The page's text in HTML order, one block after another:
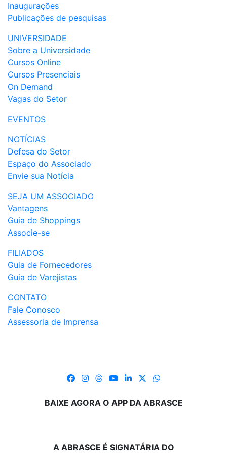
Inaugurações
Publicações de pesquisas
UNIVERSIDADE
Sobre a Universidade
Cursos Online
Cursos Presenciais
On Demand
Vagas do Setor
EVENTOS
NOTÍCIAS
Defesa do Setor
Espaço do Associado
Envie sua Notícia
SEJA UM ASSOCIADO
Vantagens
Guia de Shoppings
Associe-se
FILIADOS
Guia de Fornecedores
Guia de Varejistas
CONTATO
Fale Conosco
Assessoria de Imprensa
BAIXE AGORA O APP DA ABRASCE
A ABRASCE É SIGNATÁRIA DO